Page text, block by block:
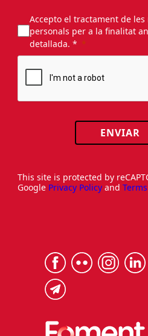
Accepto el tractament de les
personals per a la finalitat
detallada. *
ENVIAR
This site is protected by
Google Privacy Policy and